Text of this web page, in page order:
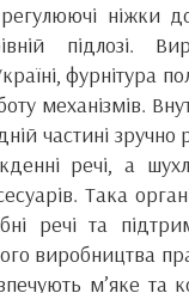
ніжки
підлозі.
фурнітура
механізмів.
частині зручно
речі, а
Така
речі та
виробництва
м’яке та